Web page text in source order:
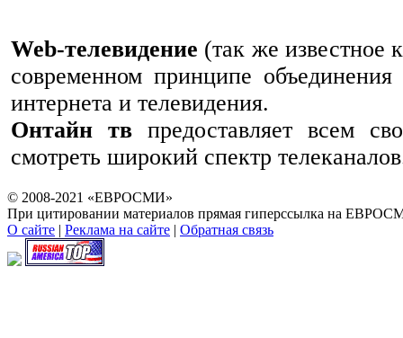
Web-телевидение (так же известное
современном принципе
интернета и телевидения.
Онтайн тв предоставляет всем
смотреть широкий спектр
© 2008-2021 «ЕВРОСМИ»
При цитировании материалов прямая гиперссылка на
О сайте | Реклама на сайте | Обратная связь